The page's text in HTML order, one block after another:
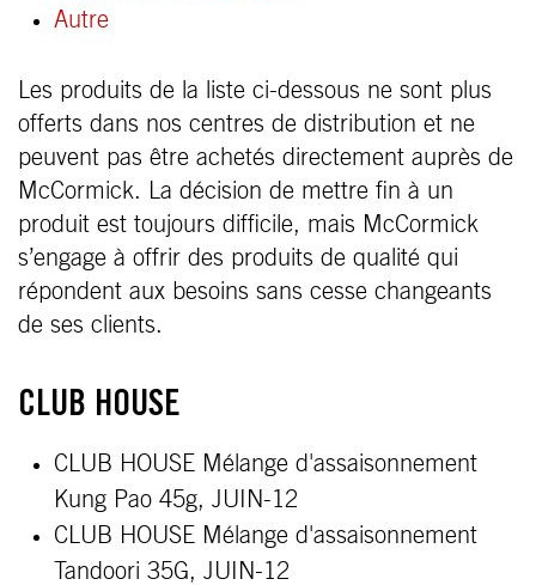
Autre
Les produits de la liste ci-dessous ne sont plus
offerts dans nos centres de distribution et ne
peuvent pas être achetés directement auprès de
McCormick. La décision de mettre fin à un
produit est toujours difficile, mais McCormick
s’engage à offrir des produits de qualité qui
répondent aux besoins sans cesse changeants
de ses clients.
CLUB HOUSE
CLUB HOUSE Mélange d'assaisonnement
Kung Pao 45g, JUIN-12
CLUB HOUSE Mélange d'assaisonnement
Tandoori 35G, JUIN-12